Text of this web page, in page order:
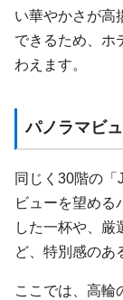
い華やかさが高
できるため、ホ
わえます。
パノラマビ
同じく30階の「
ビューを望める
した一杯や、厳
ど、特別感のあ
ここでは、高輪